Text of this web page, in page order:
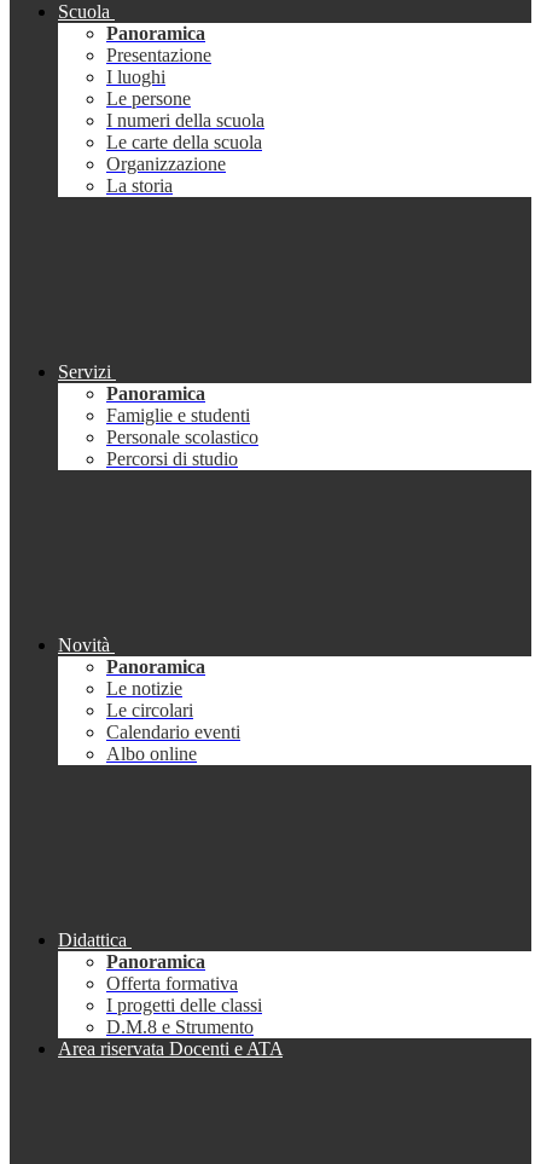
Scuola
Panoramica
Presentazione
I luoghi
Le persone
I numeri della scuola
Le carte della scuola
Organizzazione
La storia
Servizi
Panoramica
Famiglie e studenti
Personale scolastico
Percorsi di studio
Novità
Panoramica
Le notizie
Le circolari
Calendario eventi
Albo online
Didattica
Panoramica
Offerta formativa
I progetti delle classi
D.M.8 e Strumento
Area riservata Docenti e ATA